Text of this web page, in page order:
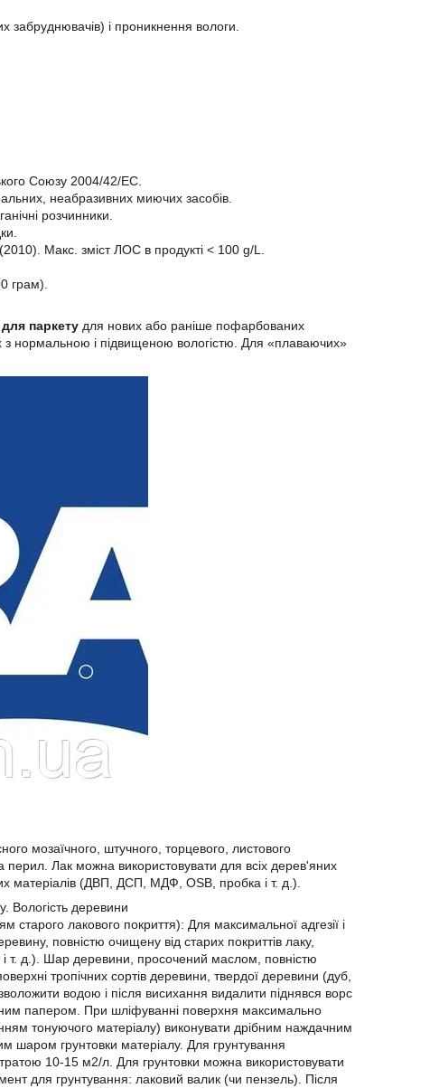
і проникнення вологи.
Союзу 2004/42/EC.
неабразивних миючих засобів.
розчинники.
Макс. зміст ЛОС в продукті < 100 g/L.
грам).
паркету для нових або раніше пофарбованих
з нормальною і підвищеною вологістю. Для «плаваючих»
мозаїчного, штучного, торцевого, листового
перил. Лак можна використовувати для всіх дерев'яних
матеріалів (ДВП, ДСП, МДФ, ОЅВ, пробка і т. д.).
Вологість деревини
лакового покриття): Для максимальної адгезії і
повністю очищену від старих покриттів лаку,
і т. д.). Шар деревини, просочений маслом, повністю
тропічних сортів деревини, твердої деревини (дуб,
водою і після висихання видалити піднявся ворс
папером. При шліфуванні поверхня максимально
тонуючого матеріалу) виконувати дрібним наждачним
шаром грунтовки матеріалу. Для грунтування
10-15 м2/л. Для грунтовки можна використовувати
для грунтування: лаковий валик (чи пензель). Після